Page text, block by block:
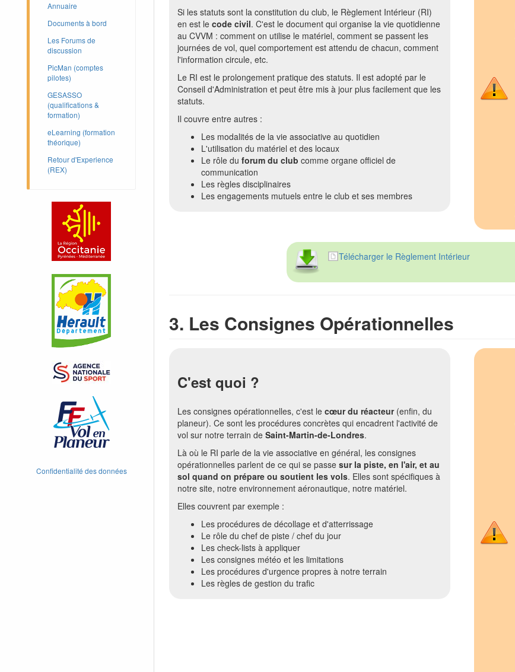
Annuaire
Documents à bord
Les Forums de
discussion
PicMan (comptes
pilotes)
GESASSO
(qualifications &
formation)
eLearning (formation
théorique)
Retour d'Experience
(REX)
Confidentialité des données
Si les statuts sont la constitution du club, le Règlement Intérieur (RI)
en est le code civil. C'est le document qui organise la vie quotidienne
au CVVM : comment on utilise le matériel, comment se passent les
journées de vol, quel comportement est attendu de chacun, comment
l'information circule, etc.
Le RI est le prolongement pratique des statuts. Il est adopté par le
Conseil d'Administration et peut être mis à jour plus facilement que les
statuts.
Il couvre entre autres :
Les modalités de la vie associative au quotidien
L'utilisation du matériel et des locaux
Le rôle du forum du club comme organe officiel de
communication
Les règles disciplinaires
Les engagements mutuels entre le club et ses membres
Télécharger le Règlement Intérieur
3. Les Consignes Opérationnelles
C'est quoi ?
Les consignes opérationnelles, c'est le cœur du réacteur(enfin, du
planeur). Ce sont les procédures concrètes qui encadrent l'activité de
vol sur notre terrain de Saint-Martin-de-Londres.
Là où le RI parle de la vie associative en général, les consignes
opérationnelles parlent de ce qui se passe sur la piste, en l'air, et au
sol quand on prépare ou soutient les vols. Elles sont spécifiques à
notre site, notre environnement aéronautique, notre matériel.
Elles couvrent par exemple :
Les procédures de décollage et d'atterrissage
Le rôle du chef de piste / chef du jour
Les check-lists à appliquer
Les consignes météo et les limitations
Les procédures d'urgence propres à notre terrain
Les règles de gestion du trafic